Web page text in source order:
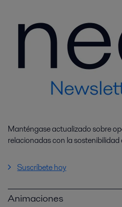
Manténgase actualizado sobre
relacionadas con la sostenibilidad
Suscríbete hoy
Animaciones